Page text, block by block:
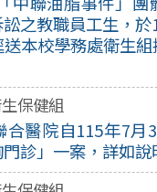
之教職員工生，於
送本校學務處衛生
保健組
合醫院自115年7月
診」一案，詳如說